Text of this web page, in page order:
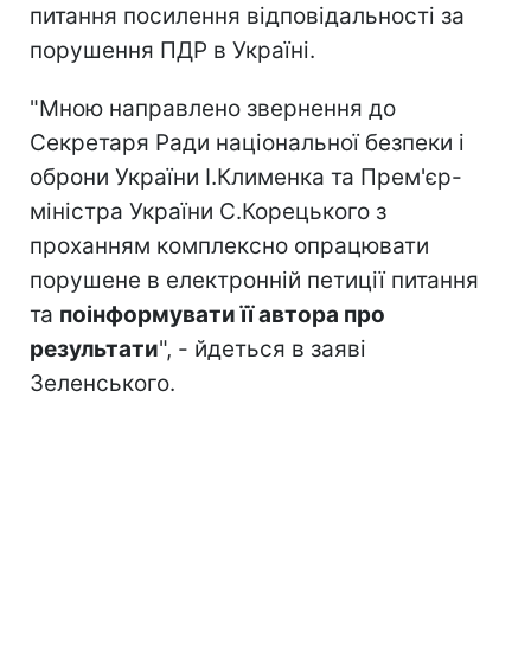
питання посилення відповідальності за
порушення ПДР в Україні.
"Мною направлено звернення до
Секретаря Ради національної безпеки і
оброни України І.Клименка та Прем'єр-
міністра України С.Корецького з
проханням комплексно опрацювати
порушене в електронній петиції питання
та поінформувати її автора про
результати", - йдеться в заяві
Зеленського.